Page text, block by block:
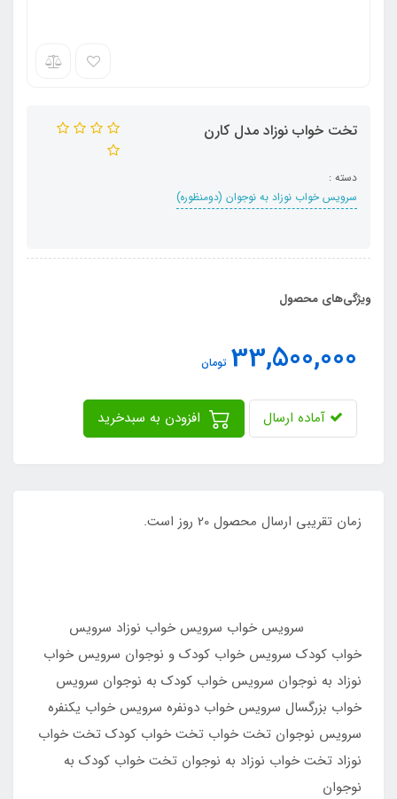
تخت خواب نوزاد مدل کارن
دسته :
سرویس خواب نوزاد به نوجوان (دومنظوره)
ویژگی‌های محصول
33,500,000 تومان
آماده ارسال
زمان تقریبی ارسال محصول 20 روز است.
سرویس خواب سرویس خواب نوزاد سرویس
خواب کودک سرویس خواب کودک و نوجوان سرویس خواب
نوزاد به نوجوان سرویس خواب کودک به نوجوان سرویس
خواب بزرگسال سرویس خواب دونفره سرویس خواب یکنفره
سرویس نوجوان تخت خواب تخت خواب کودک تخت خواب
نوزاد تخت خواب نوزاد به نوجوان تخت خواب کودک به
نوجوان